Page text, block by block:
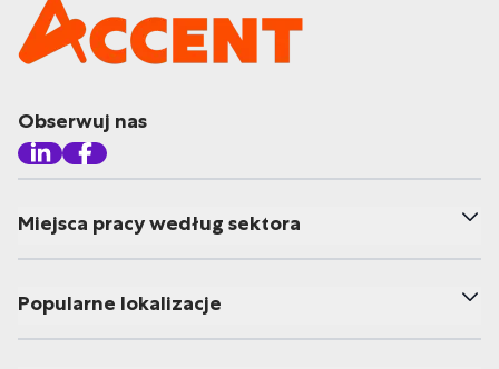
Obserwuj nas
Miejsca pracy według sektora
Popularne lokalizacje